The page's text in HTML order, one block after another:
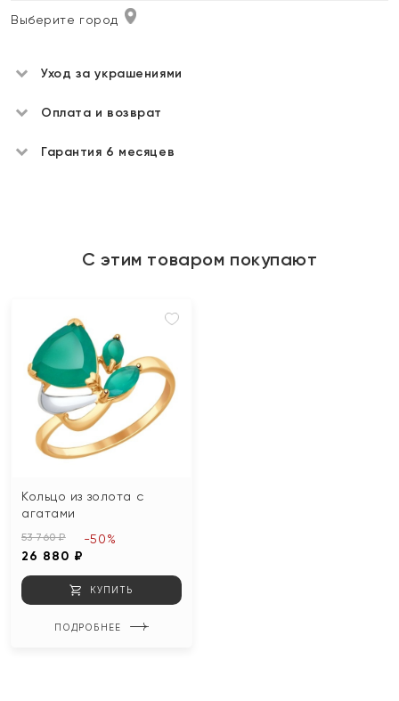
Выберите город
Уход за украшениями
Оплата и возврат
Гарантия 6 месяцев
С этим товаром покупают
Кольцо из золота с
агатами
53 760 ₽
26 880 ₽
-50%
КУПИТЬ
ПОДРОБНЕЕ